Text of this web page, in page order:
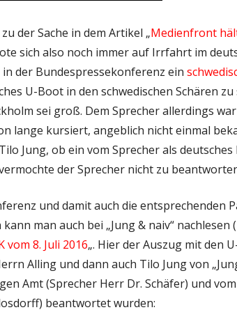
der Sache in dem Artikel „Medienfront
sich also noch immer auf Irrfahrt im
der Bundespressekonferenz ein
U-Boot in den schwedischen Schären zu
sei groß. Dem Sprecher allerdings
lange kursiert, angeblich nicht einmal
Jung, ob ein vom Sprecher als deutsches
der Sprecher nicht zu
und damit auch die entsprechenden
man auch bei „Jung & naiv“ nachlesen
8. Juli 2016„. Hier der Auszug mit den
Alling und dann auch Tilo Jung von
Amt (Sprecher Herr Dr. Schäfer) und vom
beantwortet wurden: